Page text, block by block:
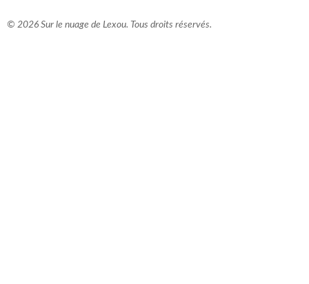
© 2026 Sur le nuage de Lexou. Tous droits réservés.